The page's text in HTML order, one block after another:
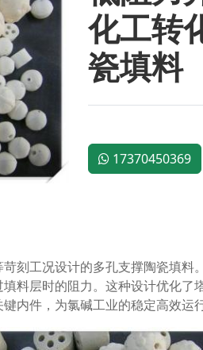
化工转
瓷填料
17370450369
刻工况设计的多孔支撑陶瓷填料
料层时的阻力。这种设计优化了
内件，为氯碱工业的稳定高效运